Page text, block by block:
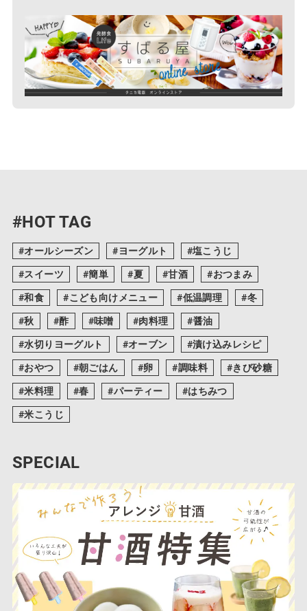
#HOT TAG
オールシーズン ヨーグルト
塩こうじ
スイーツ
簡単 夏 甘酒
おつまみ
和食
こども向けメニュー 低温調理
冬
秋
酢 味噌 肉料理
醤油
水切りヨーグルト
オーブン
漬け込みレシピ
おやつ
朝ごはん 卵 調味料
きび砂糖
米料理
春 パーティー
はちみつ
米こうじ
SPECIAL